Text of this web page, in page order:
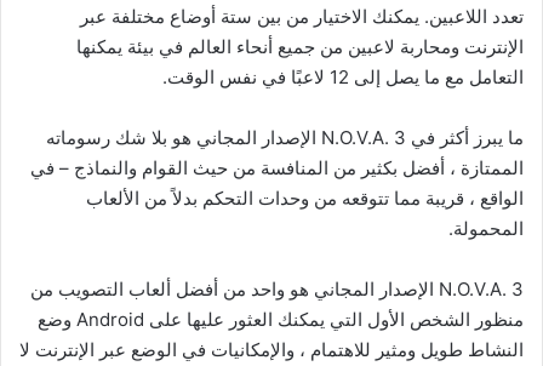
تعدد اللاعبين. يمكنك الاختيار من بين ستة أوضاع مختلفة عبر
الإنترنت ومحاربة لاعبين من جميع أنحاء العالم في بيئة يمكنها
التعامل مع ما يصل إلى 12 لاعبًا في نفس الوقت.
ما يبرز أكثر في N.O.V.A. 3 الإصدار المجاني هو بلا شك رسوماته
الممتازة ، أفضل بكثير من المنافسة من حيث القوام والنماذج – في
الواقع ، قريبة مما تتوقعه من وحدات التحكم بدلاً من الألعاب
المحمولة.
N.O.V.A. 3 الإصدار المجاني هو واحد من أفضل ألعاب التصويب من
منظور الشخص الأول التي يمكنك العثور عليها على Android وضع
النشاط طويل ومثير للاهتمام ، والإمكانيات في الوضع عبر الإنترنت لا